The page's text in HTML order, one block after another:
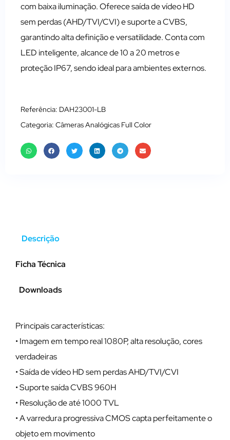
com baixa iluminação. Oferece saída de vídeo HD
sem perdas (AHD/TVI/CVI) e suporte a CVBS,
garantindo alta definição e versatilidade. Conta com
LED inteligente, alcance de 10 a 20 metros e
proteção IP67, sendo ideal para ambientes externos.
Referência: DAH23001-LB
Categoria: Câmeras Analógicas Full Color
Descrição
Ficha Técnica
Downloads
Principais características:
• Imagem em tempo real 1080P, alta resolução, cores
verdadeiras
• Saída de vídeo HD sem perdas AHD/TVI/CVI
• Suporte saída CVBS 960H
• Resolução de até 1000 TVL
• A varredura progressiva CMOS capta perfeitamente o
objeto em movimento